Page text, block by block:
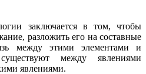
заключается в том, чтобы
разложить его на составные
между этими элементами и
между явлениями
явлениями.